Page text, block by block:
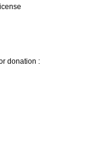
donation :